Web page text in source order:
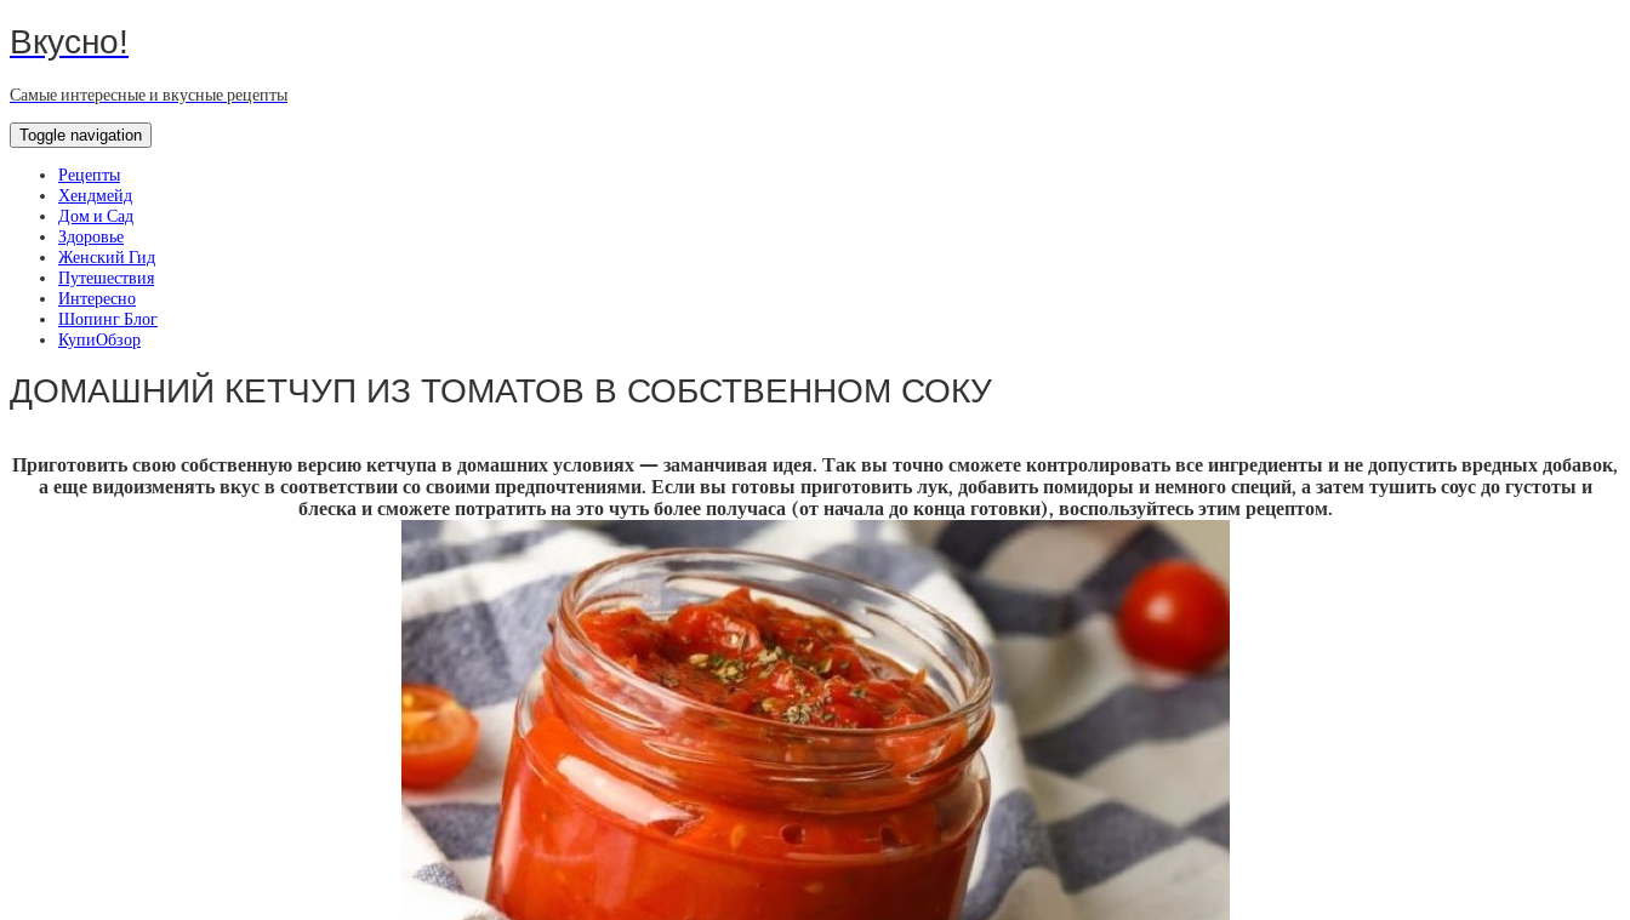
Вкусно!
Самые интересные и вкусные рецепты
Toggle navigation
Рецепты
Хендмейд
Дом и Сад
Здоровье
Женский Гид
Путешествия
Интересно
Шопинг Блог
КупиОбзор
ДОМАШНИЙ КЕТЧУП ИЗ ТОМАТОВ В СОБСТВЕННОМ СОКУ
Приготовить свою собственную версию кетчупа в домашних условиях — заманчивая идея. Так вы точно сможете контролировать все ингредиенты и не допустить вредных добавок,
а еще видоизменять вкус в соответствии со своими предпочтениями. Если вы готовы приготовить лук, добавить помидоры и немного специй, а затем тушить соус до густоты и
блеска и сможете потратить на это чуть более получаса (от начала до конца готовки), воспользуйтесь этим рецептом.